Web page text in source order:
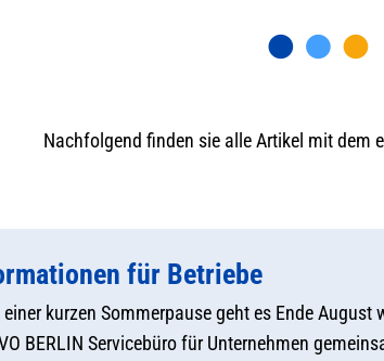
Nachfolgend finden sie alle Artikel mit dem
für Betriebe
einer kurzen Sommerpause geht es Ende
BERLIN Servicebüro für Unternehmen